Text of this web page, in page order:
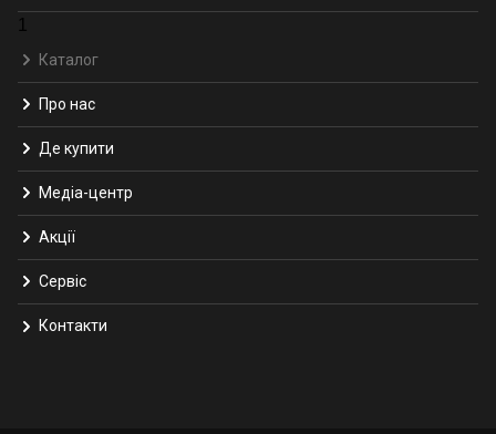
1
Каталог
Про нас
Де купити
Медіа-центр
Акції
Сервіс
Контакти